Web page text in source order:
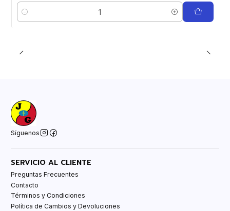
Cantidad
Síguenos
SERVICIO AL CLIENTE
Preguntas Frecuentes
Contacto
Términos y Condiciones
Política de Cambios y Devoluciones